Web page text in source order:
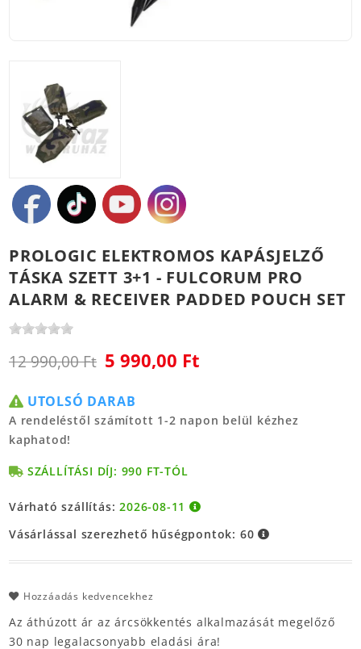
PROLOGIC ELEKTROMOS KAPÁSJELZŐ
TÁSKA SZETT 3+1 - FULCORUM PRO
ALARM & RECEIVER PADDED POUCH SET
12 990,00 Ft 5 990,00 Ft
UTOLSÓ DARAB
A rendeléstől számított 1-2 napon belül kézhez
kaphatod!
SZÁLLÍTÁSI DÍJ: 990 FT-TÓL
Várható szállítás:2026-08-11
Vásárlással szerezhető hűségpontok: 60
Hozzáadás kedvencekhez
Az áthúzott ár az árcsökkentés alkalmazását megelőző
30 nap legalacsonyabb eladási ára!